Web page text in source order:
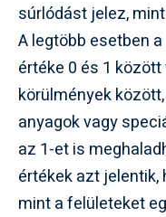
súrlódást jelez,
A legtöbb esetben
értéke 0 és 1
körülmények
anyagok vagy
az 1-et is
értékek azt jelentik,
mint a felületeket